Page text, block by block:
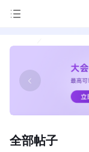
全部帖子